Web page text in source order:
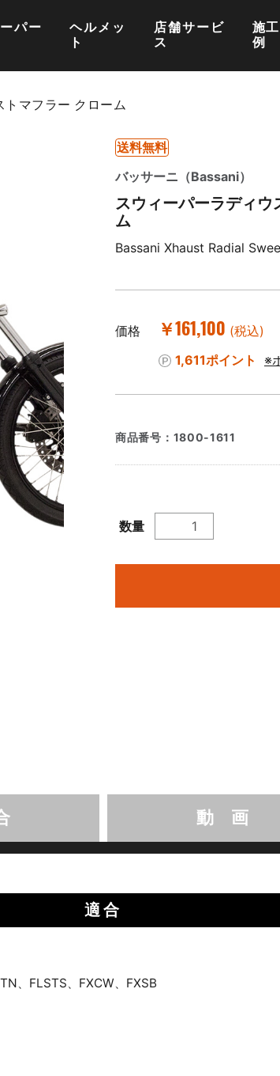
パー
ヘルメッ
ト
店舗サービ
ス
施
例
マフラー クローム
送料無料
バッサーニ（Bassani）
スウィーパーラディ
ム
Bassani Xhaust Radial
価格 ￥161,100 (税込)
1,611ポイント
※
商品番号： 1800-1611
数量
動 画
適合
、FLSTS、FXCW、FXSB